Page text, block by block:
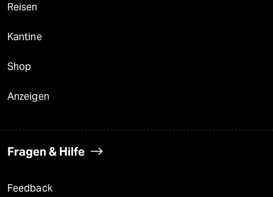
Reisen
Kantine
Shop
Anzeigen
Fragen & Hilfe
Feedback